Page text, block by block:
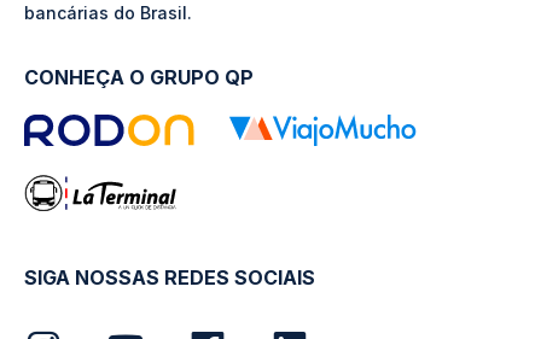
bancárias do Brasil.
CONHEÇA O GRUPO QP
SIGA NOSSAS REDES SOCIAIS